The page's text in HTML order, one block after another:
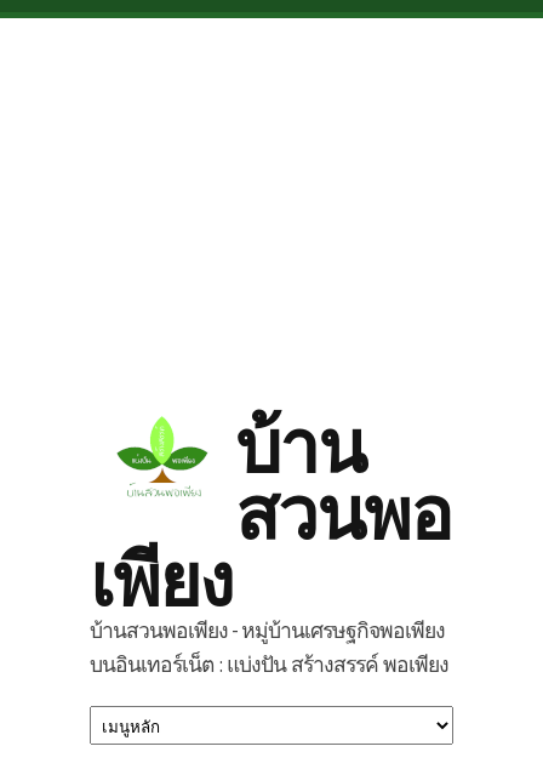
Skip to main content
บ้าน
สวนพอ
เพียง
บ้านสวนพอเพียง - หมู่บ้านเศรษฐกิจพอเพียง
บนอินเทอร์เน็ต : แบ่งปัน สร้างสรรค์ พอเพียง